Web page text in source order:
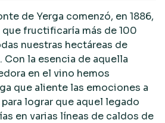
de Yerga comenzó, en 1886,
fructificaría más de 100
nuestras hectáreas de
Con la esencia de aquella
en el vino hemos
que aliente las emociones a
lograr que aquel legado
en varias líneas de caldos de